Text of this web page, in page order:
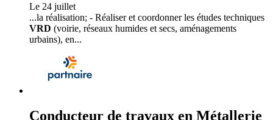
Le 24 juillet
...la réalisation; - Réaliser et coordonner les études techniques
VRD (voirie, réseaux humides et secs, aménagements
urbains), en...
Conducteur de travaux en Métallerie